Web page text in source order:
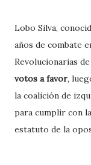
Lobo Silva,
años de combate
Revolucionarias
votos a favor,
la coalición de
para cumplir con
estatuto de la